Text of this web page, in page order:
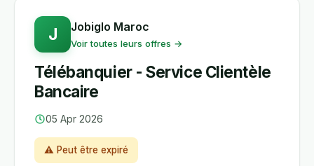
J Jobiglo Maroc
Voir toutes leurs offres →
Télébanquier - Service Clientèle
Bancaire
05 Apr 2026
⚠ Peut être expiré